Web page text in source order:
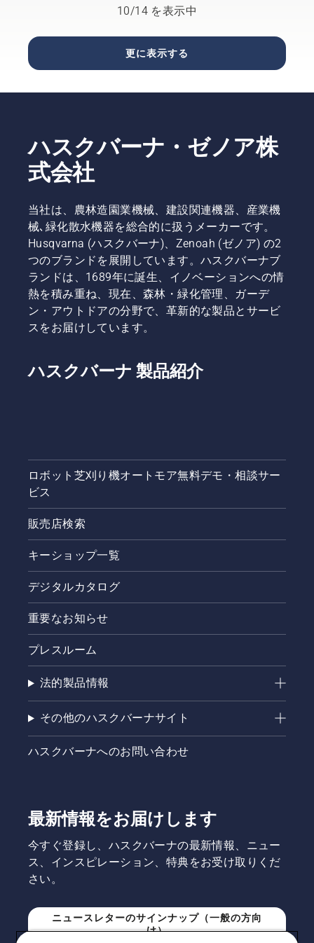
間の作業
なりま
取りには
法があ
されてい
ます。
て、健康
した芝生
を保つう
最も重要
えたりす
はなく、
最高の芝
めの下準
では、来
生になる
ように、
秋に芝生
を手入れ
する際の
簡単なコ
ツを紹介
します。
まず第一
のコツと
とした芝
くださ
い。
10/14 を表示中
更に表示する
ハスクバーナ・ゼノア株
式会社
当社は、農林造園業機械、建設関連機器、産業機
械､緑化散水機器を総合的に扱うメーカーです。
Husqvarna (ハスクバーナ)、Zenoah (ゼノア) の2
つのブランドを展開しています。ハスクバーナブ
ランドは、1689年に誕生、イノベーションへの情
熱を積み重ね、現在、森林・緑化管理、ガーデ
ン・アウトドアの分野で、革新的な製品とサービ
スをお届けしています。
ハスクバーナ 製品紹介
ロボット芝刈り機オートモア無料デモ・相談サー
ビス
販売店検索
キーショップ一覧
デジタルカタログ
重要なお知らせ
プレスルーム
法的製品情報
その他のハスクバーナサイト
ハスクバーナへのお問い合わせ
最新情報をお届けします
今すぐ登録し、ハスクバーナの最新情報、ニュー
ス、インスピレーション、特典をお受け取りくだ
さい。
ニュースレターのサインナップ（一般の方向
け）